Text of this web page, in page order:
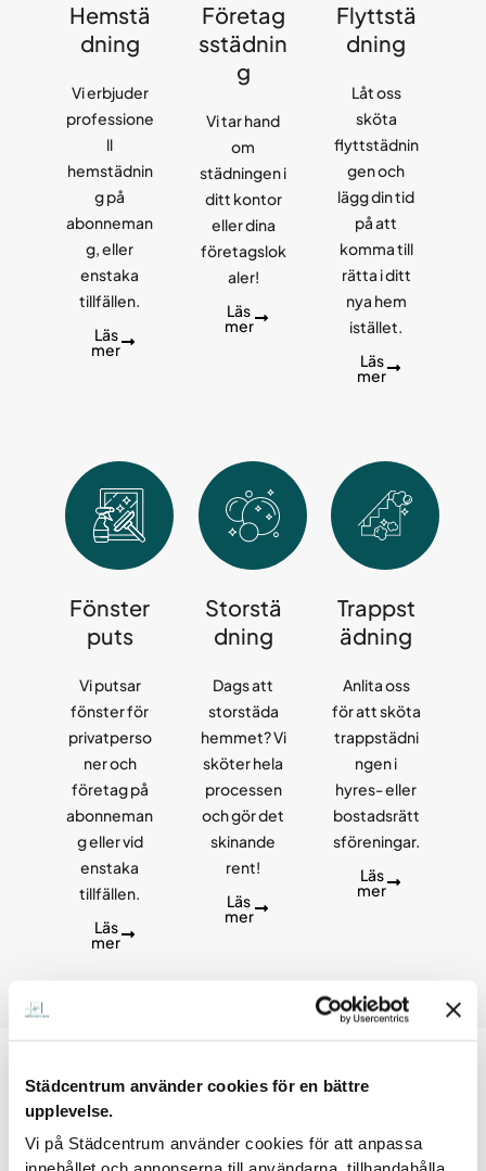
Städcentrum använder cookies för en bättre
upplevelse.
Vi på Städcentrum använder cookies för att anpassa
Hemstä
dning
Vi erbjuder
professione
ll
hemstädnin
g på
abonneman
g, eller
enstaka
tillfällen.
Läs
mer
Företag
sstädnin
g
Vi tar hand
om
städningen i
ditt kontor
eller dina
företagslok
aler!
Läs
mer
Flyttstä
dning
Låt oss
sköta
flyttstädnin
gen och
lägg din tid
på att
komma till
rätta i ditt
nya hem
istället.
Läs
mer
Fönster
puts
Vi putsar
fönster för
privatperso
ner och
företag på
abonneman
g eller vid
enstaka
tillfällen.
Läs
mer
Storstä
dning
Dags att
storstäda
hemmet? Vi
sköter hela
processen
och gör det
skinande
rent!
Läs
mer
Trappst
ädning
Anlita oss
för att sköta
trappstädni
ngen i
hyres- eller
bostadsrätt
sföreningar.
Läs
mer